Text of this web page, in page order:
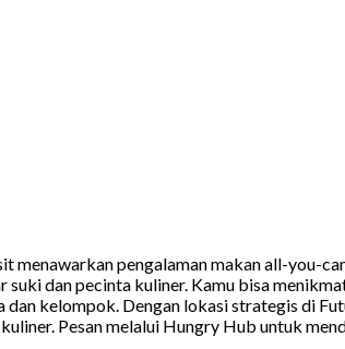
menawarkan pengalaman makan all-you-
dan pecinta kuliner. Kamu bisa
kelompok. Dengan lokasi strategis di
Pesan melalui Hungry Hub untuk